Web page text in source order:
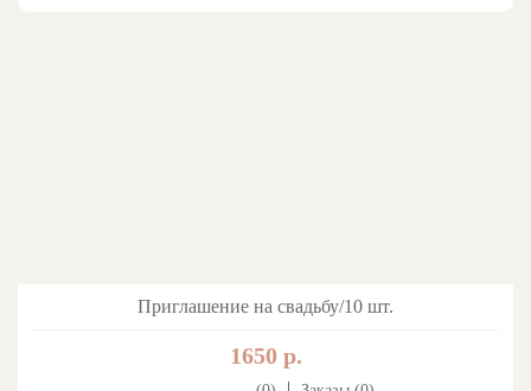
Приглашение на свадьбу/10 шт.
1650 р.